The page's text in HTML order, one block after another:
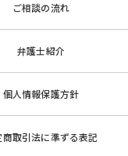
ご相談の流れ
弁護士紹介
個人情報保護方針
商取引法に準ずる表記